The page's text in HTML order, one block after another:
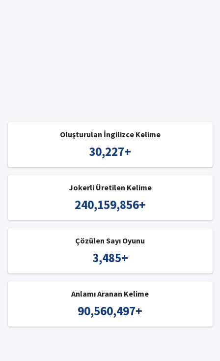
Oluşturulan İngilizce Kelime
30,227+
Jokerli Üretilen Kelime
240,159,856+
Çözülen Sayı Oyunu
3,485+
Anlamı Aranan Kelime
90,560,497+